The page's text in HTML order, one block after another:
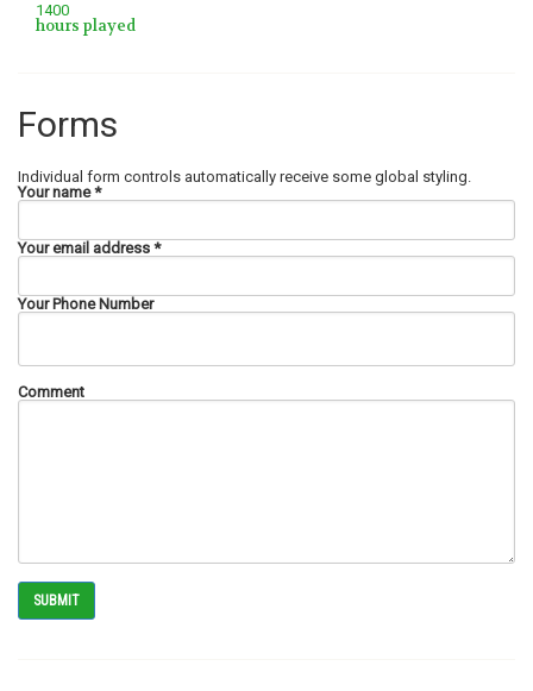
1400
hours played
Forms
Individual form controls automatically receive some global styling.
Your name *
Your email address *
Your Phone Number
Comment